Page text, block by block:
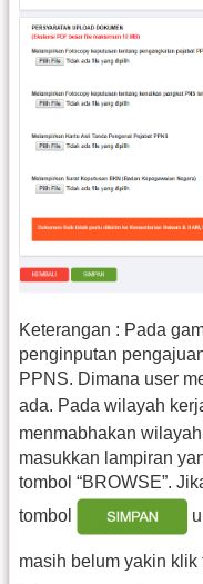
Keterangan : Pada
penginputan
PPNS. Dimana user
ada. Pada wilayah
menmabhakan
masukkan lampiran
tombol “BROWSE”.
tombol
masih belum yakin klik